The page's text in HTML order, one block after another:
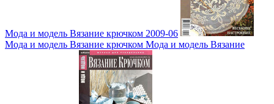
Мода и модель Вязание крючком 2009-06
Мода и модель Вязание крючком Мода и модель Вязание